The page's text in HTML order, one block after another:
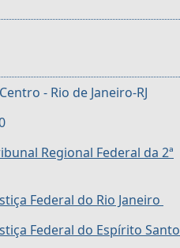
- Rio de Janeiro-RJ
Regional Federal da 2ª
Federal do Rio Janeiro
Federal do Espírito Santo